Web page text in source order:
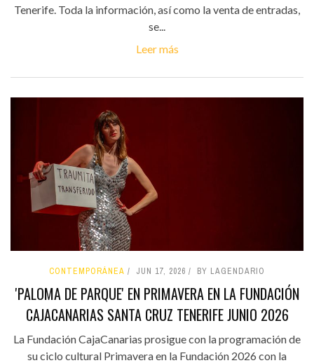
Tenerife. Toda la información, así como la venta de entradas,
se...
Leer más
CONTEMPORÁNEA JUN 17, 2026 BY LAGENDARIO
'PALOMA DE PARQUE' EN PRIMAVERA EN LA FUNDACIÓN
CAJACANARIAS SANTA CRUZ TENERIFE JUNIO 2026
La Fundación CajaCanarias prosigue con la programación de
su ciclo cultural Primavera en la Fundación 2026 con la